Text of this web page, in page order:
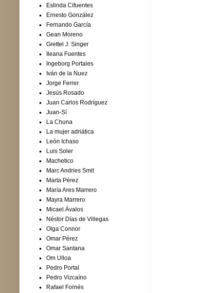
Eslinda Cifuentes
Ernesto González
Fernando García
Gean Moreno
Grettel J. Singer
Ileana Fuentes
Ingeborg Portales
Iván de la Nuez
Jorge Ferrer
Jesús Rosado
Juan Carlos Rodríguez
Juan-Sí
La Chuna
La mujer adriática
León Ichaso
Luis Soler
Machetico
Marc Andries Smit
Marta Pérez
María Ares Marrero
Mayra Marrero
Micael Ávalos
Néstor Días de Villegas
Olga Connor
Omar Pérez
Omar Santana
Om Ulloa
Pedro Portal
Pedro Vizcaíno
Rafael Fornés